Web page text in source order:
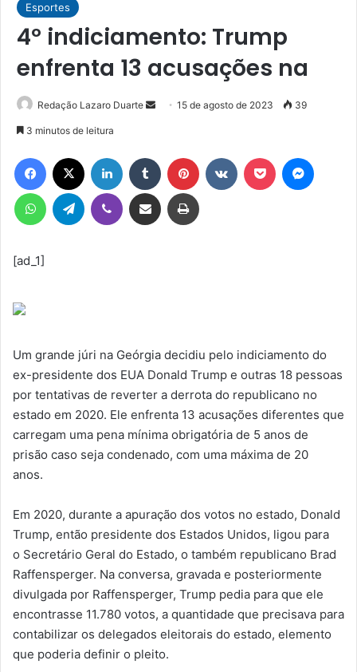
Esportes
4º indiciamento: Trump
enfrenta 13 acusações na
Redação Lazaro Duarte
Mande
mail
15 de agosto de 2023 39
3 minutos de leitura
Facebook Linkedin Tumblr Pinterest Pocket
WhatsAppTelegram Viber Compartilhar via e-mail Imprimir
[ad_1]
Um grande júri na Geórgia decidiu pelo indiciamento do
ex-presidente dos EUA Donald Trump e outras 18 pessoas
por tentativas de reverter a derrota do republicano no
estado em 2020. Ele enfrenta 13 acusações diferentes que
carregam uma pena mínima obrigatória de 5 anos de
prisão caso seja condenado, com uma máxima de 20
anos.
Em 2020, durante a apuração dos votos no estado, Donald
Trump, então presidente dos Estados Unidos, ligou para
o Secretário Geral do Estado, o também republicano Brad
Raffensperger. Na conversa, gravada e posteriormente
divulgada por Raffensperger, Trump pedia para que ele
encontrasse 11.780 votos, a quantidade que precisava para
contabilizar os delegados eleitorais do estado, elemento
que poderia definir o pleito.